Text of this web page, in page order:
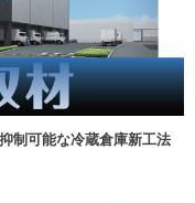
制可能な冷蔵倉庫新工法